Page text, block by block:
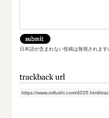
日本語が含まれない投稿は無視されま
https://www.orifushi.com/4035.html/